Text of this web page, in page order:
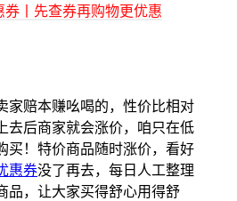
券丨先查券再购物更优惠
家赔本赚吆喝的，性价比相对
去后商家就会涨价，咱只在低
买！特价商品随时涨价，看好
惠券没了再去，每日人工整理
品，让大家买得舒心用得舒